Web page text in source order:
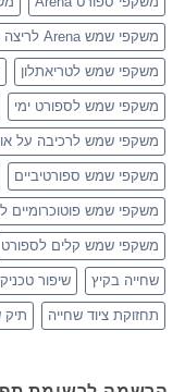
משקפי שמש Arena לריצה ורכיבה
משקפי שמש לטריאתלון
משקפי שמש לספורט ימי
משקפי שמש לרכיבה על
משקפי שמש ספורטיביים
משקפי שמש פוטוכרומיים
משקפי שמש קלים לספורט
שחייה בקיץ שיפור
תחזוקת ציוד שחייה תיק